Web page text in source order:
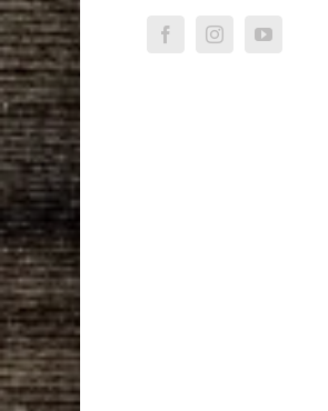
FacebookInstagramYouTube